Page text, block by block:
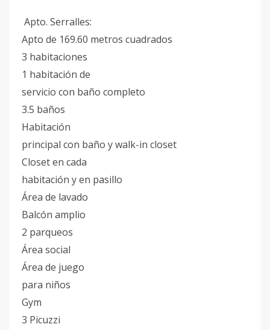
Apto. Serralles:
Apto de 169.60 metros cuadrados
3 habitaciones
1 habitación de
servicio con baño completo
3.5 baños
Habitación
principal con baño y walk-in closet
Closet en cada
habitación y en pasillo
Área de lavado
Balcón amplio
2 parqueos
Área social
Área de juego
para niños
Gym
3 Picuzzi